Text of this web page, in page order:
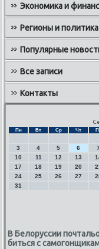
Экономика и
Регионы и политика
Популярные
Все записи
Контакты
Пн Вт Ср Чт
3
4 5 6 7
10
11 12 13
17
18 19 20
24
25 26 27
31
В Белоруссии
биться с